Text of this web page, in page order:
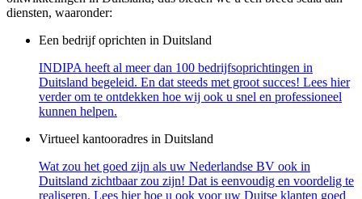
diensten, waaronder:
Een bedrijf oprichten in Duitsland
INDIPA heeft al meer dan 100 bedrijfsoprichtingen in
Duitsland begeleid. En dat steeds met groot succes! Lees hier
verder om te ontdekken hoe wij ook u snel en professioneel
kunnen helpen.
Virtueel kantooradres in Duitsland
Wat zou het goed zijn als uw Nederlandse BV ook in
Duitsland zichtbaar zou zijn! Dat is eenvoudig en voordelig te
realiseren. Lees hier hoe u ook voor uw Duitse klanten goed